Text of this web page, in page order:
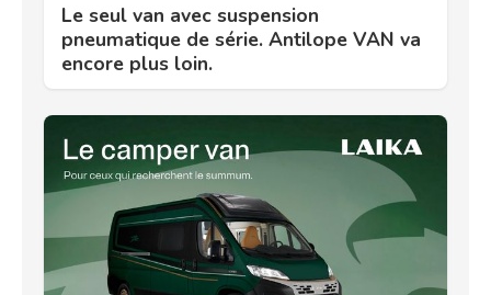
Le seul van avec suspension
pneumatique de série. Antilope VAN va
encore plus loin.